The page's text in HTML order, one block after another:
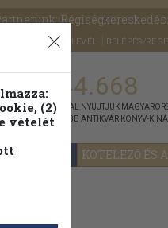
SEGÍTSÉG HÍRLEVÉL BELÉPÉS/
KÖTELEZŐ ÉS
1.144.668
KIADVÁNNYAL NYÚJTJUK
LEGNAGYOBB ANTIKVÁR KÖNYV-
(2)
vételét